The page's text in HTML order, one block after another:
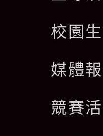
校園
媒體
競賽